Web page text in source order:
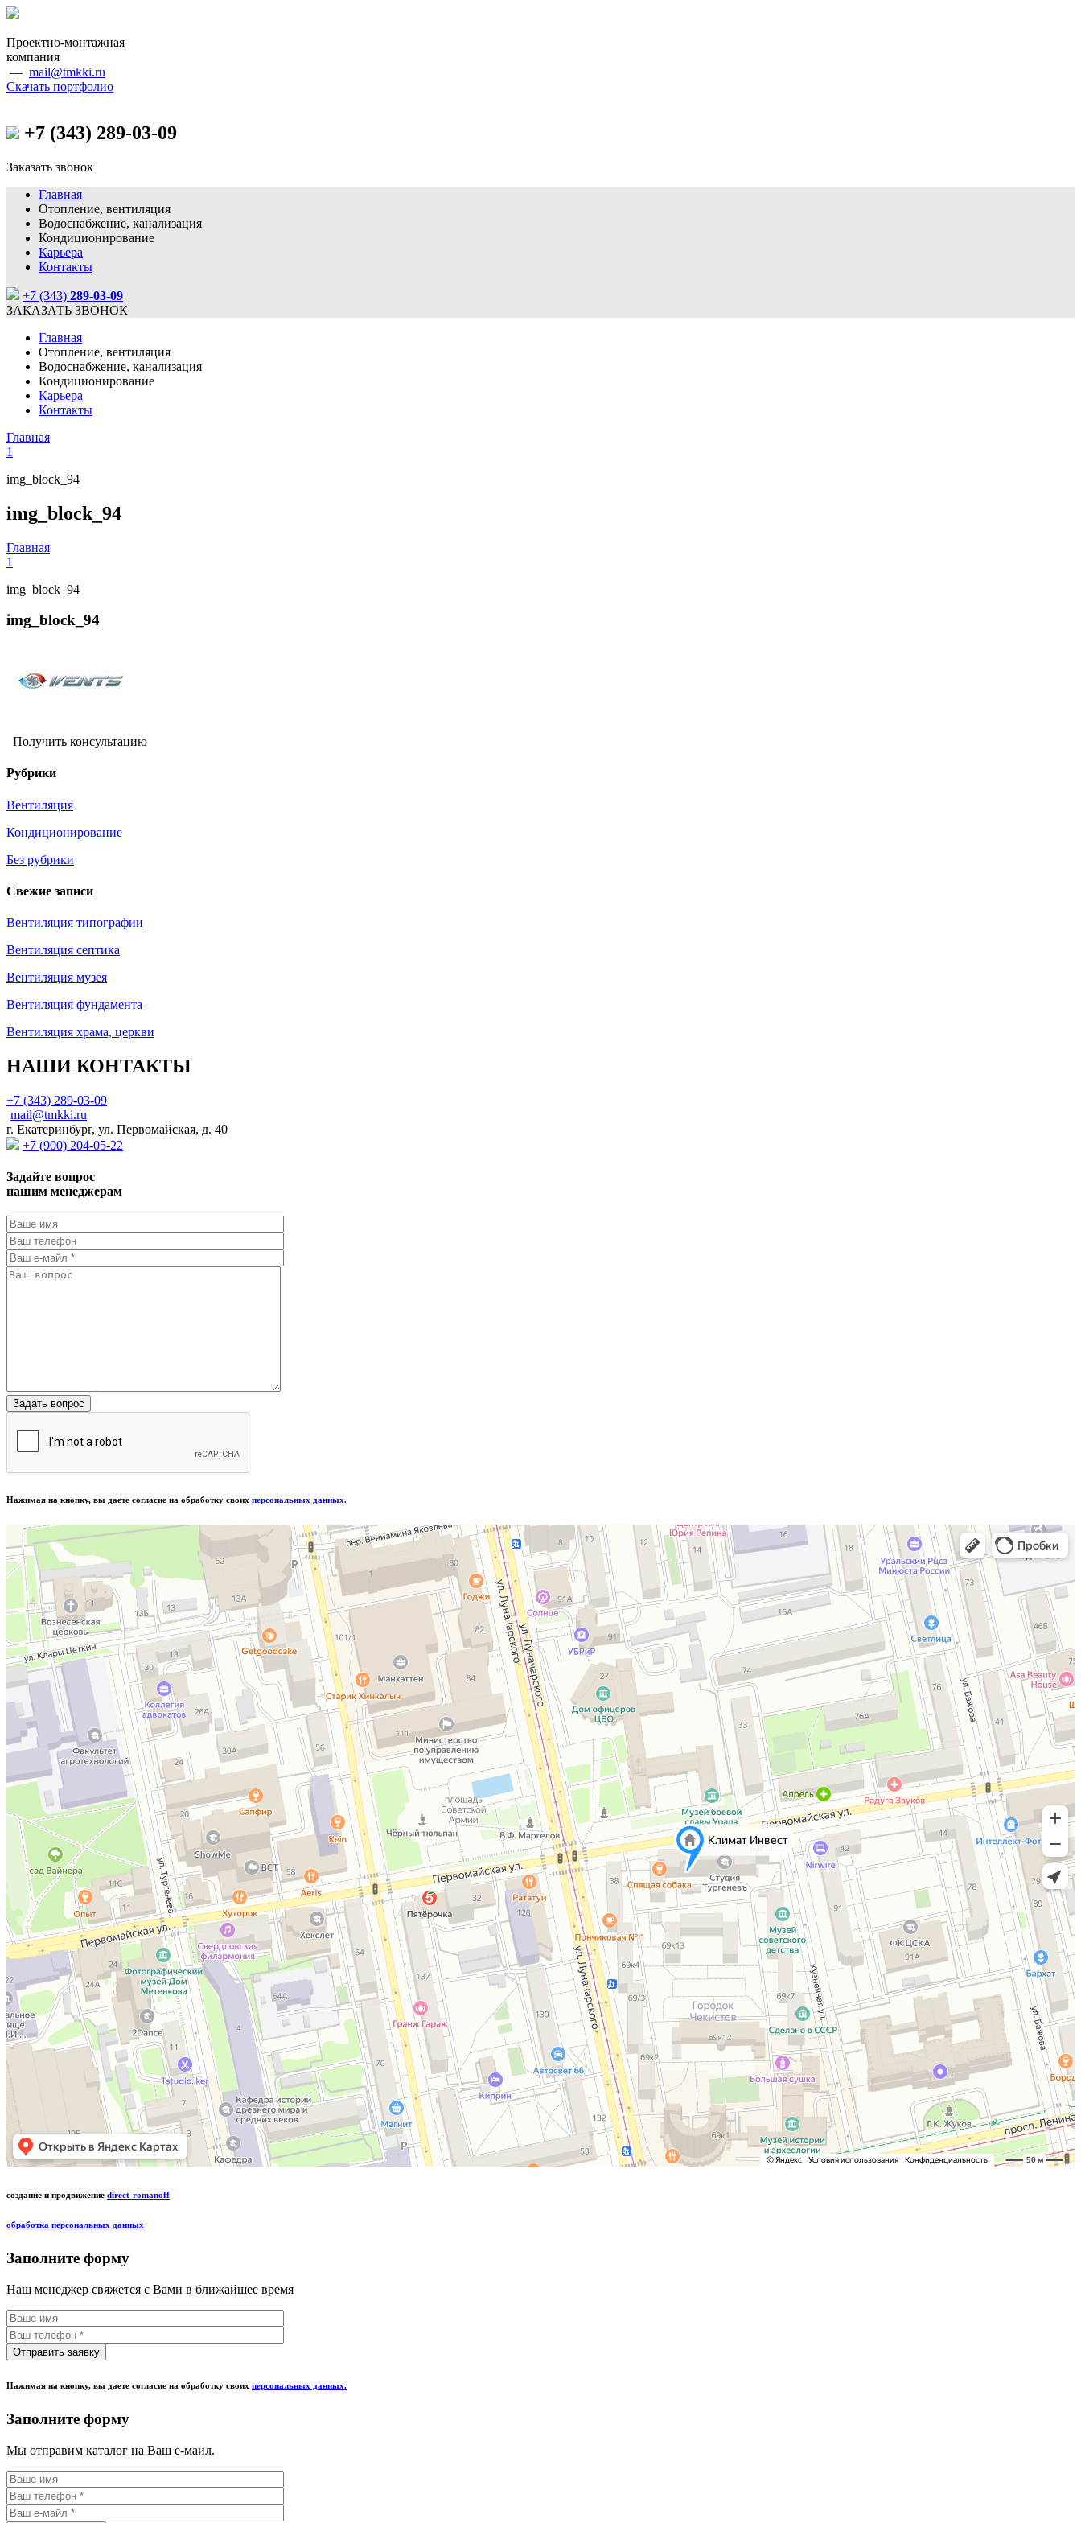
Проектно-монтажная
компания
— mail@tmkki.ru
Скачать портфолио
+7 (343) 289-03-09
Заказать звонок
Главная
Отопление, вентиляция
Водоснабжение, канализация
Кондиционирование
Карьера
Контакты
+7 (343) 289-03-09
ЗАКАЗАТЬ ЗВОНОК
Главная
Отопление, вентиляция
Водоснабжение, канализация
Кондиционирование
Карьера
Контакты
Главная
1
img_block_94
img_block_94
Главная
1
img_block_94
img_block_94
Получить консультацию
Рубрики
Вентиляция
Кондиционирование
Без рубрики
Свежие записи
Вентиляция типографии
Вентиляция септика
Вентиляция музея
Вентиляция фундамента
Вентиляция храма, церкви
НАШИ КОНТАКТЫ
+7 (343) 289-03-09
mail@tmkki.ru
г. Екатеринбург, ул. Первомайская, д. 40
+7 (900) 204-05-22
Задайте вопрос
нашим менеджерам
Нажимая на кнопку, вы даете согласие на обработку своих персональных данных.
создание и продвижение direct-romanoff
обработка персональных данных
Заполните форму
Наш менеджер свяжется с Вами в ближайшее время
Нажимая на кнопку, вы даете согласие на обработку своих персональных данных.
Заполните форму
Мы отправим каталог на Ваш е-маил.